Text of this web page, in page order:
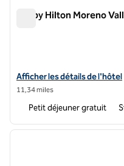
Tru by Hilton Moreno
Afficher les détails de l'hôtel
Afficher les détails de l'hôtel
11,34 miles
Petit déjeuner gratuit
1 sur 12